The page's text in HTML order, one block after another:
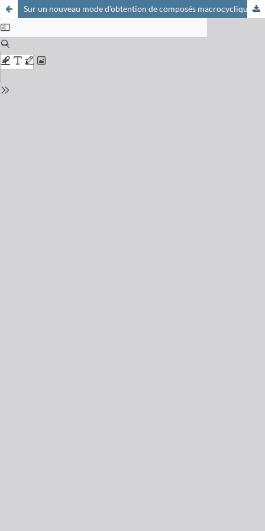
Sur un nouveau mode d’obtention de composés macrocycliques